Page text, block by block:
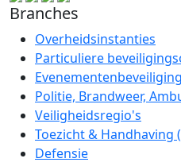
Branches
Overheidsinstanties
Particuliere
Evenementenbeveiliging
Politie, Brandweer,
Veiligheidsregio's
Toezicht & Handhaving
Defensie